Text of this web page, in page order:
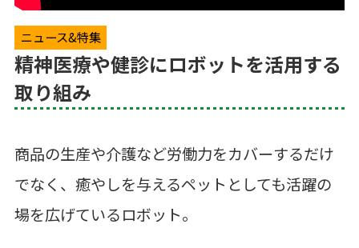
ニュース&特集
精神医療や健診にロボットを活用する
取り組み
商品の生産や介護など労働力をカバーするだけ
でなく、癒やしを与えるペットとしても活躍の
場を広げているロボット。